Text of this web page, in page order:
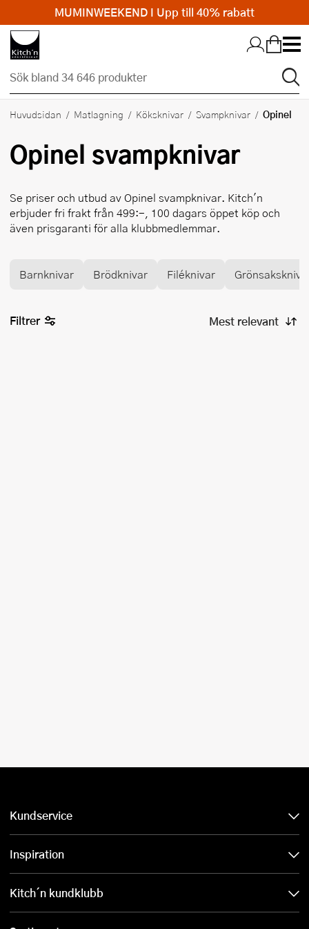
Hopp till huvudinnehållet
Huvudsidan Matlagning Köksknivar Svampknivar Opinel
Opinel svampknivar
Se priser och utbud avOpinel svampknivar. Kitch'n
erbjuder fri frakt från 499:-, 100 dagars öppet köp och
även prisgaranti för alla klubbmedlemmar.
Barnknivar Brödknivar Filéknivar Grönsakskniv
Filtrer
Kundservice
Inspiration
Kitch´n kundklubb
MUMINWEEKEND I Upp till 40% rabatt